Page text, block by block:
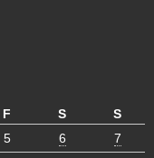
F S S
5 6
7